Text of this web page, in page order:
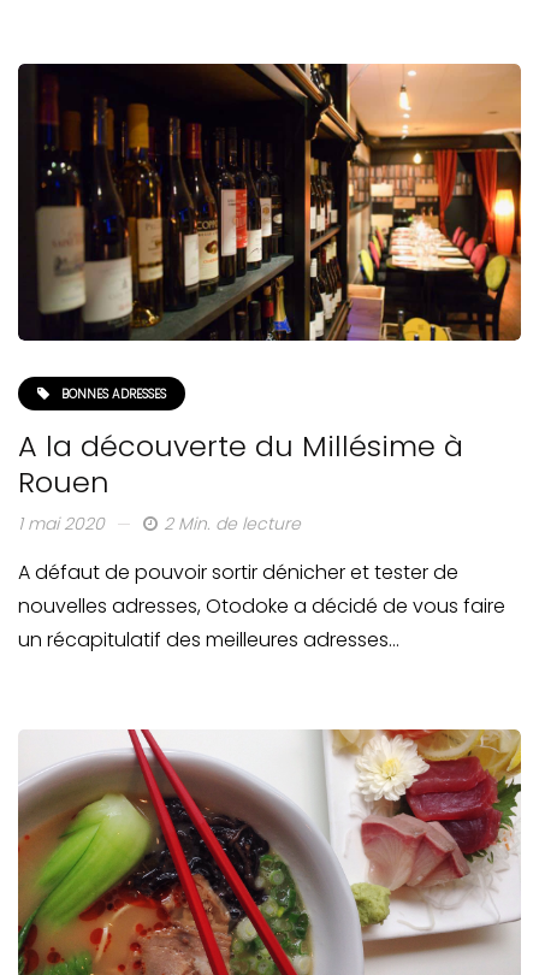
BONNES ADRESSES
A la découverte du Millésime à
Rouen
1 mai 2020 2 Min. de lecture
A défaut de pouvoir sortir dénicher et tester de
nouvelles adresses, Otodoke a décidé de vous faire
un récapitulatif des meilleures adresses…